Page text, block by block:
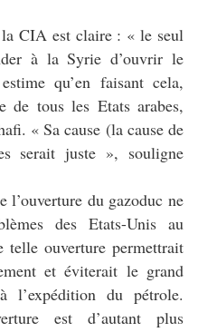
CIA est claire : « le seul
à la Syrie d’ouvrir le
qu’en faisant cela,
de tous les Etats arabes,
« Sa cause (la cause de
serait juste », souligne
l’ouverture du gazoduc ne
des Etats-Unis au
telle ouverture permettrait
et éviterait le grand
du pétrole.
est d’autant plus